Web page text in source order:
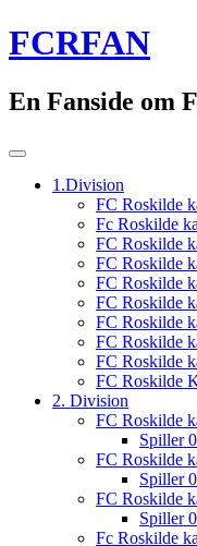
Skip
to
FCRFAN
En Fanside om
1.Division
FC Roskilde
Fc Roskilde
FC Roskilde
FC Roskilde
FC Roskilde
FC Roskilde
FC Roskilde
FC Roskilde
FC Roskilde
FC Roskilde
2. Division
FC Roskilde
Spiller
FC Roskilde
Spiller
FC Roskilde
Spiller
Fc Roskilde